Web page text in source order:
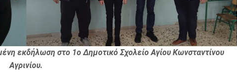
εκδήλωση στο 1ο Δημοτικό Σχολείο Αγίου Κωνσταντίνου
Αγρινίου.